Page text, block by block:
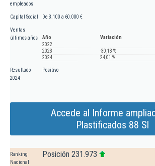
empleados
Capital Social De 3.100 a 60.000 €
Ventas
últimos años
Año
Variación
2022
2023
-30,13 %
2024
24,01 %
Resultado
2024
Positivo
Accede al Informe
Plastificados 88 Sl
Ranking
Nacional
Posición 231.973